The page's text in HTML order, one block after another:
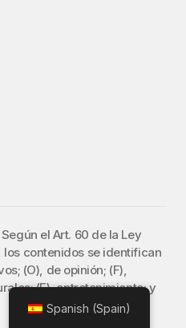
el Art. 60 de la Ley
contenidos se identifican
(O), de opinión; (F),
(E), entretenimiento; y
Spanish (Spain)